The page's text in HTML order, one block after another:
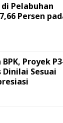
Pelabuhan
Persen
Proyek
Dinilai Sesuai